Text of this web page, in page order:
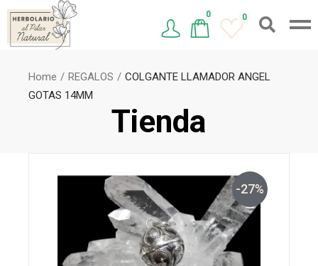
0 0
Tienda
Home REGALOS
COLGANTE LLAMADOR ANGEL
GOTAS 14MM
-27%